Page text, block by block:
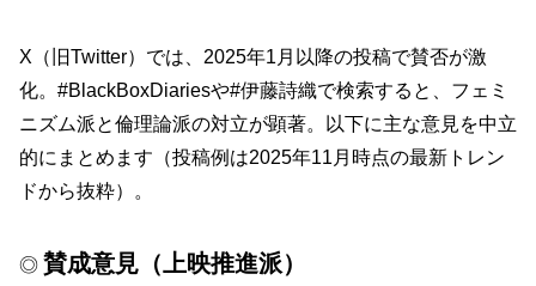
X（旧Twitter）では、2025年1月以降の投稿で賛否が激
化。#BlackBoxDiariesや#伊藤詩織で検索すると、フェミ
ニズム派と倫理論派の対立が顕著。以下に主な意見を中立
的にまとめます（投稿例は2025年11月時点の最新トレン
ドから抜粋）。
◎ 賛成意見（上映推進派）